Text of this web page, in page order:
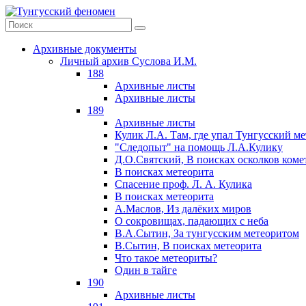
Архивные документы
Личный архив Суслова И.М.
188
Архивные листы
Архивные листы
189
Архивные листы
Кулик Л.А. Там, где упал Тунгусский
"Следопыт" на помощь Л.А.Кулику
Д.О.Святский, В поисках осколков
В поисках метеорита
Спасение проф. Л. А. Кулика
В поисках метеорита
А.Маслов, Из далёких миров
О сокровищах, падающих с неба
В.А.Сытин, За тунгусским метеоритом
В.Сытин, В поисках метеорита
Что такое метеориты?
Один в тайге
190
Архивные листы